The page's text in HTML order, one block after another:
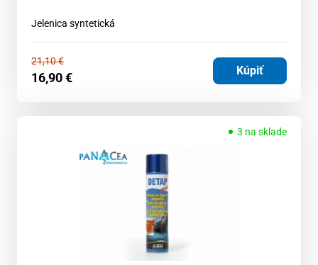
Jelenica syntetická
21,10€
16,90€ Kúpiť
3 na sklade